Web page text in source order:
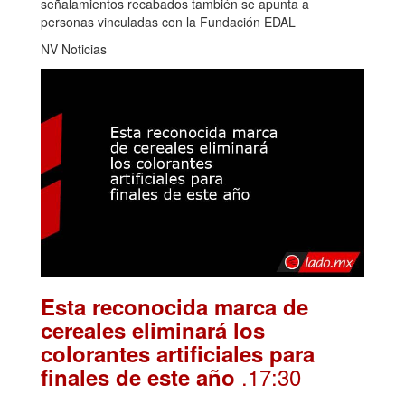
señalamientos recabados también se apunta a
personas vinculadas con la Fundación EDAL
NV Noticias
Esta reconocida marca de
cereales eliminará los
colorantes artificiales para
finales de este año .17:30